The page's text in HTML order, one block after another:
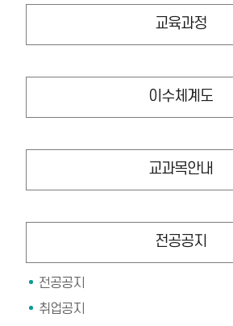
교육과정
이수체계도
교과목안내
전공공지
전공공지
취업공지